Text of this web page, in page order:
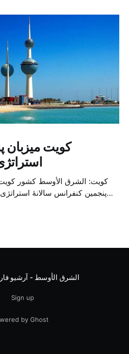
کویت میزبان
کویت: الشرق الأوسط کشور
پنجمین کنفرانس سالانهٔ
متخصص از شرکت‌های جهانی
الشرق الأوسط - آرشیو
Sign up
by Ghost